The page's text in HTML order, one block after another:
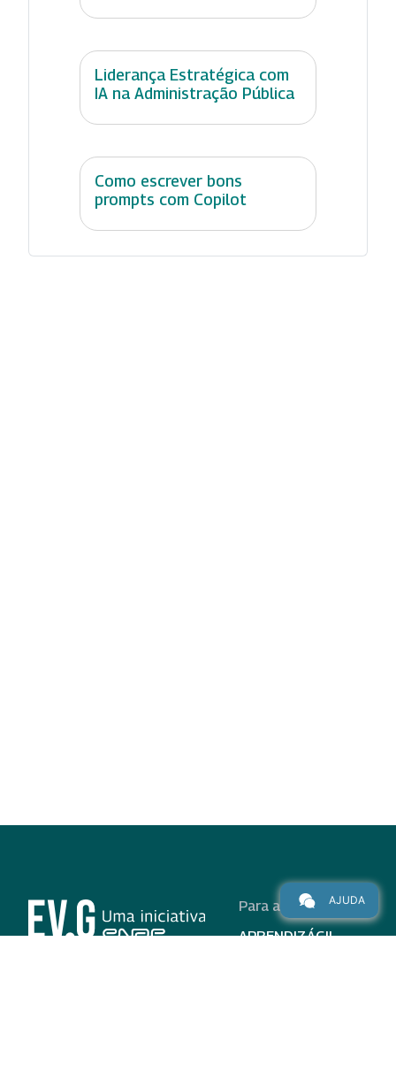
Liderança Estratégica com
IA na Administração Pública
Como escrever bons
prompts com Copilot
Para alunos
APRENDIZÁGIL
AJUDA